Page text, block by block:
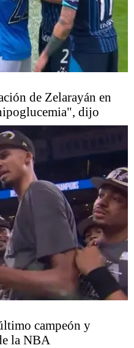
de Zelarayán en
dijo
campeón y
la NBA